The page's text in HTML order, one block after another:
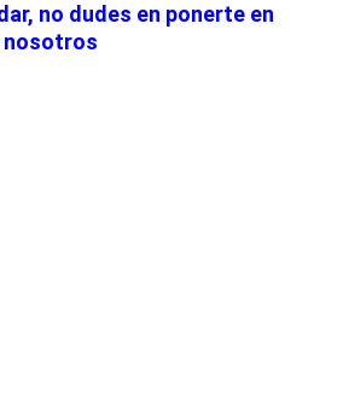
no dudes en ponerte en